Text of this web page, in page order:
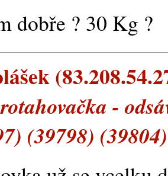
dobře ? 30 Kg ?
-
(39798)